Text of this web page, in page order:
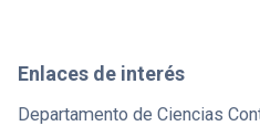
Enlaces de interés
Departamento de Ciencias